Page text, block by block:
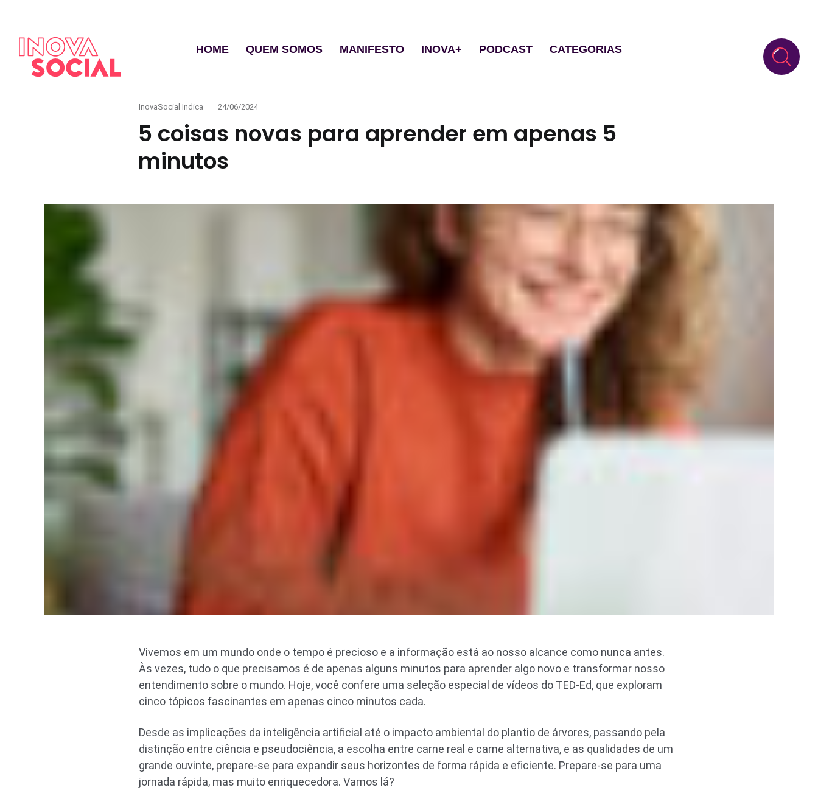
HOME QUEM SOMOS MANIFESTO INOVA+ PODCAST CATEGORIAS
Categories
InovaSocial Indica
Posted
24/06/2024
5 coisas novas para aprender em apenas 5
minutos
Vivemos em um mundo onde o tempo é precioso e a informação está ao nosso alcance como nunca antes.
Às vezes, tudo o que precisamos é de apenas alguns minutos para aprender algo novo e transformar nosso
entendimento sobre o mundo. Hoje, você confere uma seleção especial de vídeos do TED-Ed, que exploram
cinco tópicos fascinantes em apenas cinco minutos cada.
Desde as implicações da inteligência artificial até o impacto ambiental do plantio de árvores, passando pela
distinção entre ciência e pseudociência, a escolha entre carne real e carne alternativa, e as qualidades de um
grande ouvinte, prepare-se para expandir seus horizontes de forma rápida e eficiente. Prepare-se para uma
jornada rápida, mas muito enriquecedora. Vamos lá?